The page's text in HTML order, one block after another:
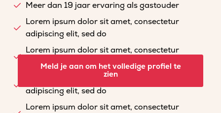
Meer dan 19 jaar ervaring als gastouder
Lorem ipsum dolor sit amet, consectetur
adipiscing elit, sed do
Lorem ipsum dolor sit amet, consectetur
adipiscing elit, sed do
Lorem ipsum dolor sit amet, consectetur
adipiscing elit, sed do
Lorem ipsum dolor sit amet, consectetur
Meld je aan om het volledige profiel te
zien